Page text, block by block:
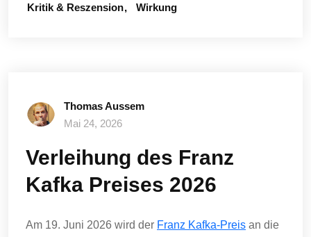
Kritik & Reszension
Wirkung
Thomas Aussem
Mai 24, 2026
Verleihung des Franz
Kafka Preises 2026
Am 19. Juni 2026 wird der Franz Kafka-Preis an die